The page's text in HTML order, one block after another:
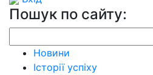
Пошук по сайту:
Новини
Історії успіху